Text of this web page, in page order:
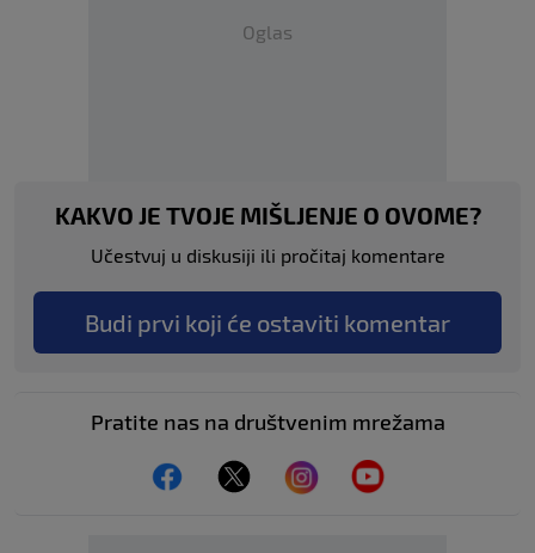
Oglas
KAKVO JE TVOJE MIŠLJENJE O OVOME?
Učestvuj u diskusiji ili pročitaj komentare
Budi prvi koji će ostaviti komentar
Pratite nas na društvenim mrežama